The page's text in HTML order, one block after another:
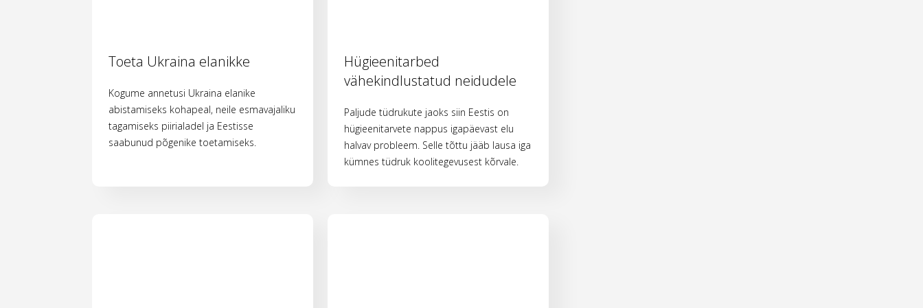
Toeta Ukraina elanikke
Kogume annetusi Ukraina elanike
abistamiseks kohapeal, neile esmavajaliku
tagamiseks piirialadel ja Eestisse
saabunud põgenike toetamiseks.
Hügieenitarbed
vähekindlustatud neidudele
Paljude tüdrukute jaoks siin Eestis on
hügieenitarvete nappus igapäevast elu
halvav probleem. Selle tõttu jääb lausa iga
kümnes tüdruk koolitegevusest kõrvale.